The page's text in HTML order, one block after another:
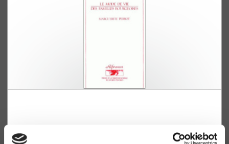
Marguerite Perrot